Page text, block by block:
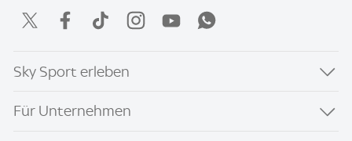
Sky Sport erleben
Für Unternehmen